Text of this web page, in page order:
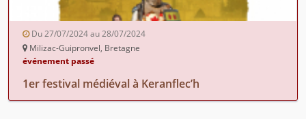
Du 27/07/2024 au 28/07/2024
Milizac-Guipronvel, Bretagne
événement passé
1er festival médiéval à Keranflec’h